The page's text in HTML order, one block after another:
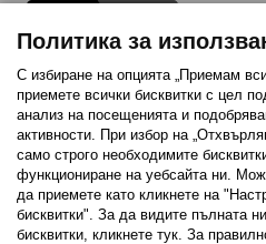
Последвайте ни:
FacebookTwitterYoutubePinterest
Политика за
С избиране на опцията „Приемам
приемете всички бисквитки с цел
анализ на посещенията и
активности. При избор на
само строго необходимитe
функциониране на уебсайта ни.
да приемете като кликнете на
бисквитки". За да видите пълната
бисквитки, кликнете тук. За